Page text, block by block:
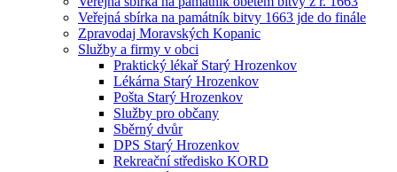
Veřejná sbírka na památník bitvy 1663 jde do finále
Zpravodaj Moravských Kopanic
Služby a firmy v obci
Praktický lékař Starý Hrozenkov
Lékárna Starý Hrozenkov
Pošta Starý Hrozenkov
Služby pro občany
Sběrný dvůr
DPS Starý Hrozenkov
Rekreační středisko KORD